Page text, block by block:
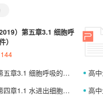
）第五章3.1 细胞呼
）
的方式和有氧呼吸（课件）
高中
进出细胞的原理（课件）
高中